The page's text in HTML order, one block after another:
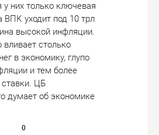
у них только ключевая
ВПК уходит под 10 трл
высокой инфляции.
вливает столько
в экономику, глупо
и тем более
ЦБ
думает об экономике
0